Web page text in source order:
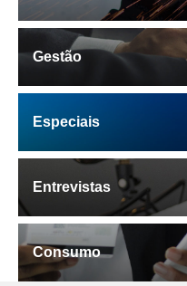
Gestão
Especiais
Entrevistas
Consumo